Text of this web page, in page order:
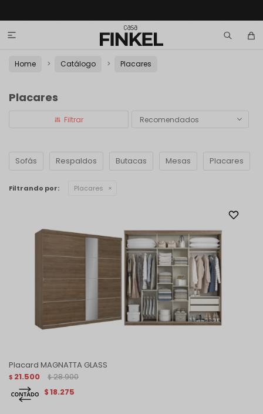

Home Catálogo Placares
Placares
Recomendados
Sofás Respaldos Butacas Mesas Placares
Filtrando por: Placares
Placard MAGNATTA GLASS
$ 21.500 $ 28.900
$18.275